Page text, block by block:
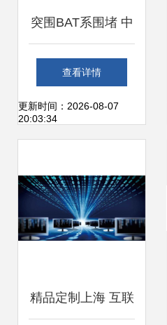
突围BAT系围堵 中
国金茂的数字化营
销三部曲，重构上
查看详情
更新时间：2026-08-07
20:03:34
精品定制上海 互联